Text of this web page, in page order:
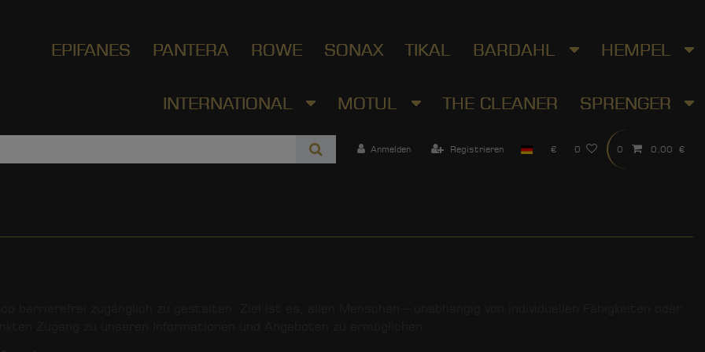
EPIFANES PANTERA ROWE SONAX TIKAL BARDAHL HEMPEL
INTERNATIONAL MOTUL THE CLEANER SPRENGER
Anmelden Registrieren € 0 0 0,00 €